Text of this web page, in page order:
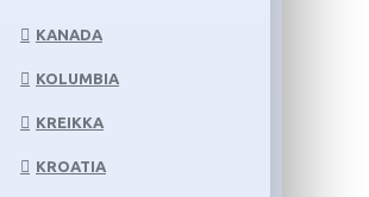
KANADA
KOLUMBIA
KREIKKA
KROATIA